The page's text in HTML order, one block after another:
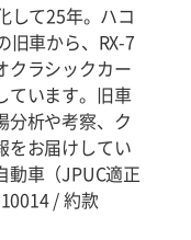
して25年。ハコ
旧車から、RX-7
クラシックカー
ています。旧車
分析や考察、ク
をお届けしてい
動車（JPUC適正
/ 約款